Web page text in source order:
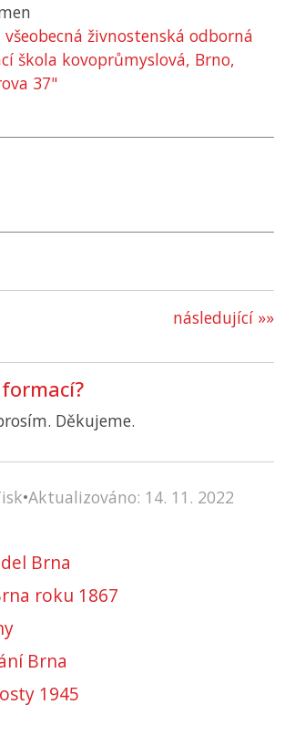
všeobecná živnostenská odborná
škola kovoprůmyslová, Brno,
37"
následující »»
Děkujeme.
•Aktualizováno: 14. 11. 2022
Brna
roku 1867
Brna
1945